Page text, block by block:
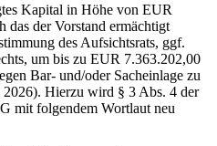
Kapital in Höhe von EUR
das der Vorstand ermächtigt
des Aufsichtsrats, ggf.
um bis zu EUR 7.363.202,00
Bar- und/oder Sacheinlage zu
Hierzu wird § 3 Abs. 4 der
mit folgendem Wortlaut neu